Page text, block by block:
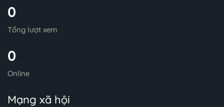
0
Tổng lượt xem
0
Online
Mạng xã hội